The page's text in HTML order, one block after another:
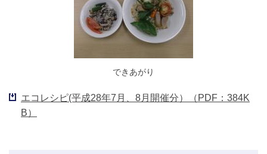
できあがり
エコレシピ(平成28年7月、8月開催分）（PDF：384K
B）